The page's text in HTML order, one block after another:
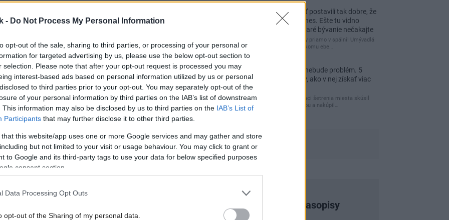
- Do Not Process My Personal Information
opt-out of the sale, sharing to third parties, or processing of your personal or
for targeted advertising by us, please use the below opt-out section to
selection. Please note that after your opt-out request is processed you may
interest-based ads based on personal information utilized by us or personal
to third parties prior to your opt-out. You may separately opt-out of the
of your personal information by third parties on the IAB’s list of downstream
This information may also be disclosed by us to third parties on the IAB’s List of
Participants that may further disclose it to other third parties.
that this website/app uses one or more Google services and may gather and store
but not limited to your visit or usage behaviour. You may click to grant or
to Google and its third-party tags to use your data for below specified purposes
consent section.
Data Processing Opt Outs
opt-out of the Sharing of my personal data.
aktuálne poistenie nehnuteľnosti a
sa tak nepríjemnostiam, ktoré by
odcestovaní z domu či z bytu.
domácnosti a nehnuteľnosti
augusta, jedno zo štyroch pripoistení
záhrada, autopríslušenstvo alebo
na celú dobu poistenia.
Re: Vidiecku usadlosť postavili tak dobre, že
domáceho chráni i dnes. Ešte tu vidno
kamenné múry, no staré bývanie nečakajte
čakám kedy budú wc misy priamo v spálni! Umývadlá
už sú štandardom! Tu niekomu ebe…
Re: Tesná spálňa už nebude problém. 5
praktických nápadov, ako v nej získať viac
úložného miesta
Ja som pred časom v rámci šetrenia miesta skúsil
využiť priestor pod posteľou a nakúpil…
Najnovšie časopisy